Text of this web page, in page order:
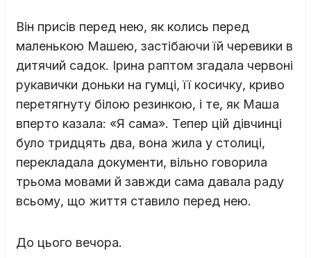
Він присів перед нею, як колись перед
маленькою Машею, застібаючи їй черевики в
дитячий садок. Ірина раптом згадала червоні
рукавички доньки на гумці, її косичку, криво
перетягнуту білою резинкою, і те, як Маша
вперто казала: «Я сама». Тепер цій дівчинці
було тридцять два, вона жила у столиці,
перекладала документи, вільно говорила
трьома мовами й завжди сама давала раду
всьому, що життя ставило перед нею.
До цього вечора.